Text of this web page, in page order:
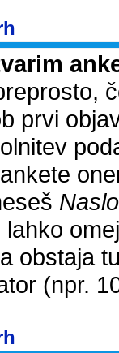
prvi
lahko
obstaja
(npr.